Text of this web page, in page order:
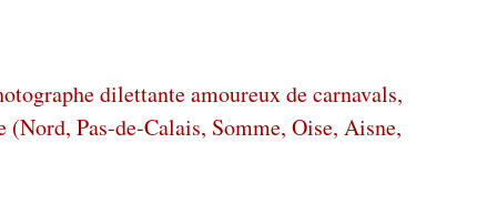
dilettante amoureux de carnavals,
(Nord, Pas-de-Calais, Somme, Oise, Aisne,